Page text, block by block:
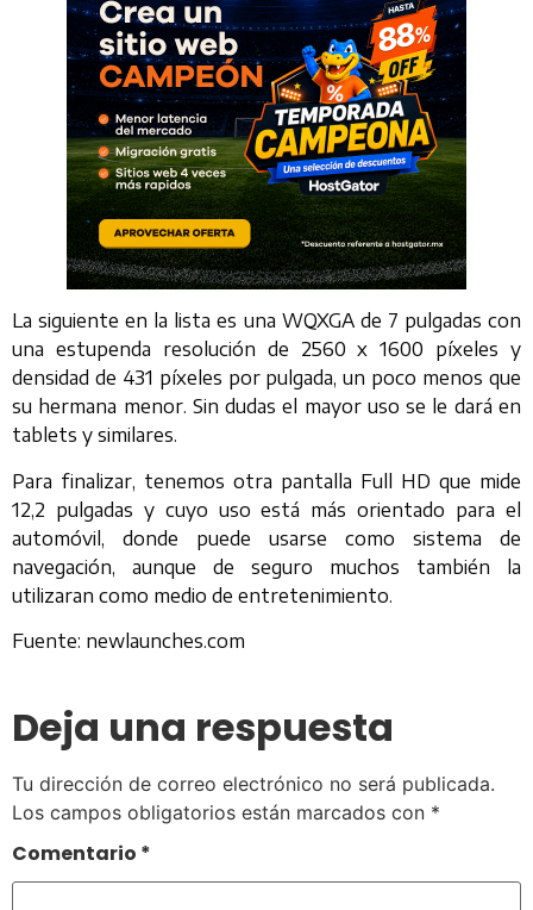
La siguiente en la lista es una WQXGA de 7 pulgadas con
una estupenda resolución de 2560 x 1600 píxeles y
densidad de 431 píxeles por pulgada, un poco menos que
su hermana menor. Sin dudas el mayor uso se le dará en
tablets y similares.
Para finalizar, tenemos otra pantalla Full HD que mide
12,2 pulgadas y cuyo uso está más orientado para el
automóvil, donde puede usarse como sistema de
navegación, aunque de seguro muchos también la
utilizaran como medio de entretenimiento.
Fuente: newlaunches.com
Deja una respuesta
Tu dirección de correo electrónico no será publicada.
Los campos obligatorios están marcados con *
Comentario *